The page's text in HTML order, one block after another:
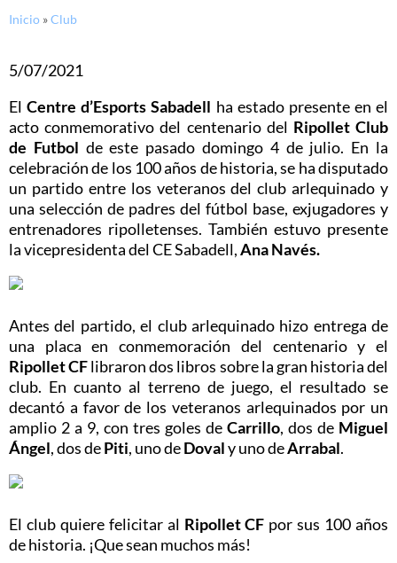
Inicio »Club
5/07/2021
ElCentre d’Esports Sabadell ha estado presente en el
acto conmemorativo del centenario del Ripollet Club
de Futbol de este pasado domingo 4 de julio. En la
celebración de los 100 años de historia, se ha disputado
un partido entre los veteranos del club arlequinado y
una selección de padres del fútbol base, exjugadores y
entrenadores ripolletenses. También estuvo presente
la vicepresidenta del CE Sabadell,Ana Navés.
Antes del partido, el club arlequinado hizo entrega de
una placa en conmemoración del centenario y el
Ripollet CFlibraron dos libros sobre la gran historia del
club. En cuanto al terreno de juego, el resultado se
decantó a favor de los veteranos arlequinados por un
amplio 2 a 9, con tres goles de Carrillo, dos de Miguel
Ángel, dos dePiti, uno deDovaly uno deArrabal.
El club quiere felicitar al Ripollet CF por sus 100 años
de historia. ¡Que sean muchos más!